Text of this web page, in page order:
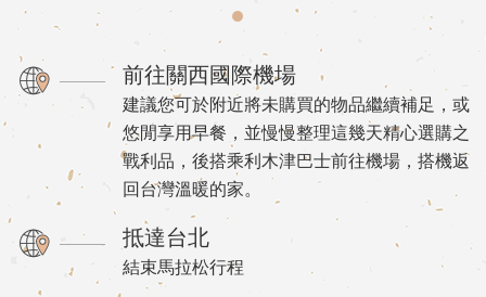
前往關西國際機場
建議您可於附近將未購買的物品繼續補足，或
悠閒享用早餐，並慢慢整理這幾天精心選購之
戰利品，後搭乘利木津巴士前往機場，搭機返
回台灣溫暖的家。
抵達台北
結束馬拉松行程